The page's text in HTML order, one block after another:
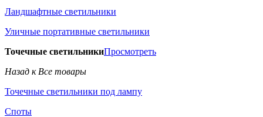
Ландшафтные светильники
Уличные портативные светильники
Точечные светильникиПросмотреть
Назад к Все товары
Точечные светильники под лампу
Споты